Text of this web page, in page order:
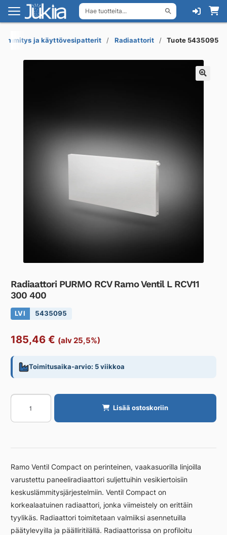
Hae tuotteita...
Siirry
navigointiin
Siirry
sisältöön
ja käyttövesipatterit Radiaattorit Tuote 5435095
Radiaattori PURMO RCV Ramo Ventil L RCV11
300 400
LVI 5435095
185,46 € (alv 25,5%)
Toimitusaika-arvio: 5 viikkoa
Radiaattori
PURMO
RCV
Ventil
RCV11
300
400
määrä
Lisää ostoskoriin
Ramo Ventil Compact on perinteinen, vaakasuorilla linjoilla
varustettu paneeliradiaattori suljettuihin vesikiertoisiin
keskuslämmitysjärjestelmiin. Ventil Compact on
korkealaatuinen radiaattori, jonka viimeistely on erittäin
tyylikäs. Radiaattori toimitetaan valmiiksi asennetuilla
päätylevyilla ja päälliritilällä. Radiaattorissa on profiloitu